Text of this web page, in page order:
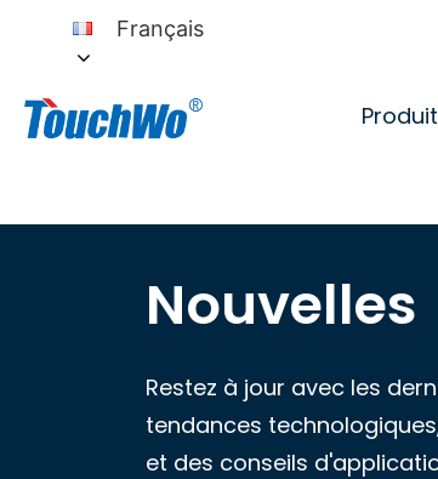
Français
Nouvelles
Restez à jour avec les
tendances
et des conseils